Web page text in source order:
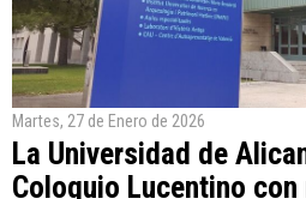
Martes, 27 de Enero de 2026
La Universidad de
Coloquio Lucentino